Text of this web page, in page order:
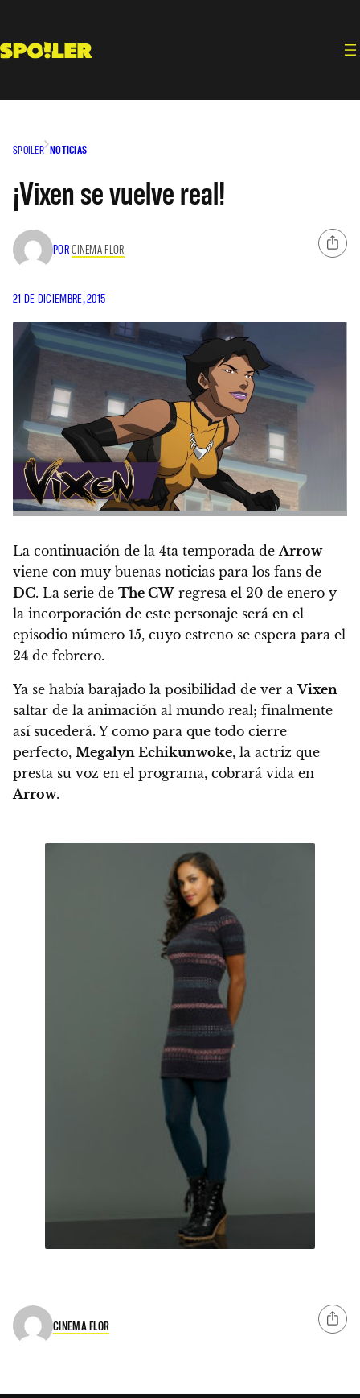
contenido
SPOILER NOTICIAS
¡Vixen se vuelve real!
PORCINEMA FLOR
21 DE DICIEMBRE, 2015
La continuación de la 4ta temporada deArrow
viene con muy buenas noticias para los fans de
DC. La serie de The CW regresa el 20 de enero y
la incorporación de este personaje será en el
episodio número 15, cuyo estreno se espera para el
24 de febrero.
Ya se había barajado la posibilidad de ver aVixen
saltar de la animación al mundo real; finalmente
así sucederá. Y como para que todo cierre
perfecto, Megalyn Echikunwoke, la actriz que
presta su voz en el programa, cobrará vida en
Arrow.
CINEMA FLOR